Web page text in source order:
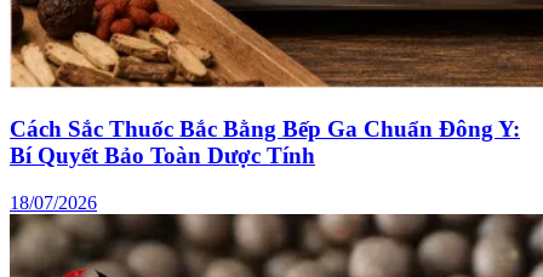
Cách Sắc Thuốc Bắc Bằng Bếp Ga Chuẩn Đông Y:
Bí Quyết Bảo Toàn Dược Tính
18/07/2026